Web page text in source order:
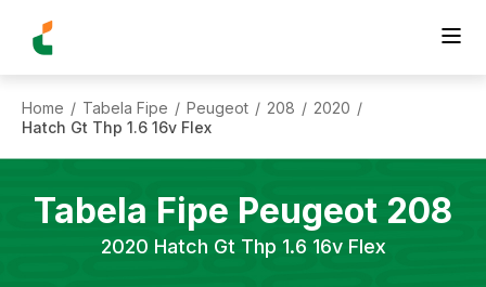
Home / Tabela Fipe / Peugeot / 208 / 2020 /
Hatch Gt Thp 1.6 16v Flex
Tabela Fipe Peugeot 208
2020 Hatch Gt Thp 1.6 16v Flex